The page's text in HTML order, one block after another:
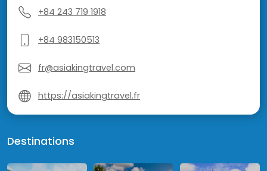
+84 243 719 1918
+84 983150513
fr@asiakingtravel.com
https://asiakingtravel.fr
Destinations